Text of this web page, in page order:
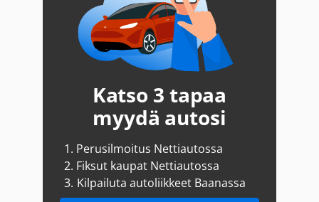
Katso 3 tapaa
myydä autosi
1. Perusilmoitus Nettiautossa
2. Fiksut kaupat Nettiautossa
3. Kilpailuta autoliikkeet Baanassa